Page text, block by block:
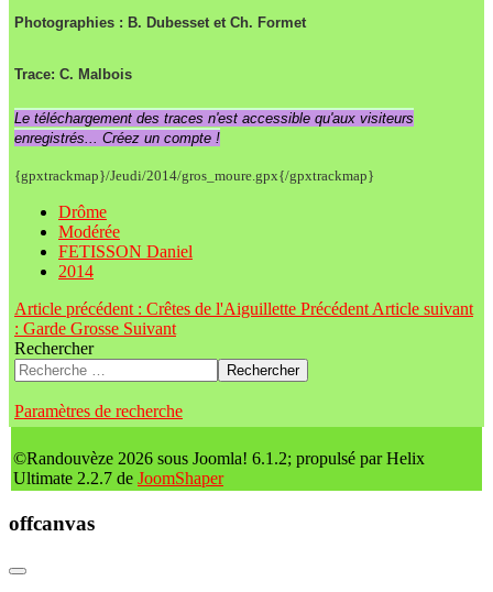
Photographies : B. Dubesset et Ch. Formet
Trace: C. Malbois
Le téléchargement des traces n'est accessible qu'aux visiteurs
enregistrés... Créez un compte !
{gpxtrackmap}/Jeudi/2014/gros_moure.gpx{/gpxtrackmap}
Drôme
Modérée
FETISSON Daniel
2014
Article précédent : Crêtes de l'Aiguillette Précédent Article suivant
: Garde Grosse Suivant
Rechercher
Rechercher
Paramètres de recherche
©Randouvèze 2026 sous Joomla! 6.1.2; propulsé par Helix
Ultimate 2.2.7 de JoomShaper
offcanvas